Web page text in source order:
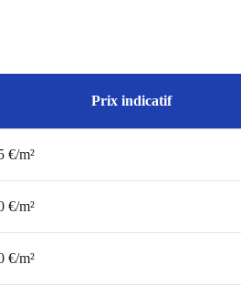
Prix indicatif
€/m²
€/m²
€/m²